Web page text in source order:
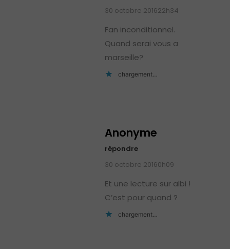
30 octobre 201622h34
Fan inconditionnel.
Quand serai vous a
marseille?
chargement…
Anonyme
répondre
30 octobre 20160h09
Et une lecture sur albi !
C’est pour quand ?
chargement…